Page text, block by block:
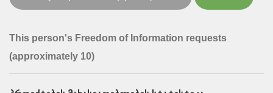
This person's Freedom of Information requests
(approximately 10)